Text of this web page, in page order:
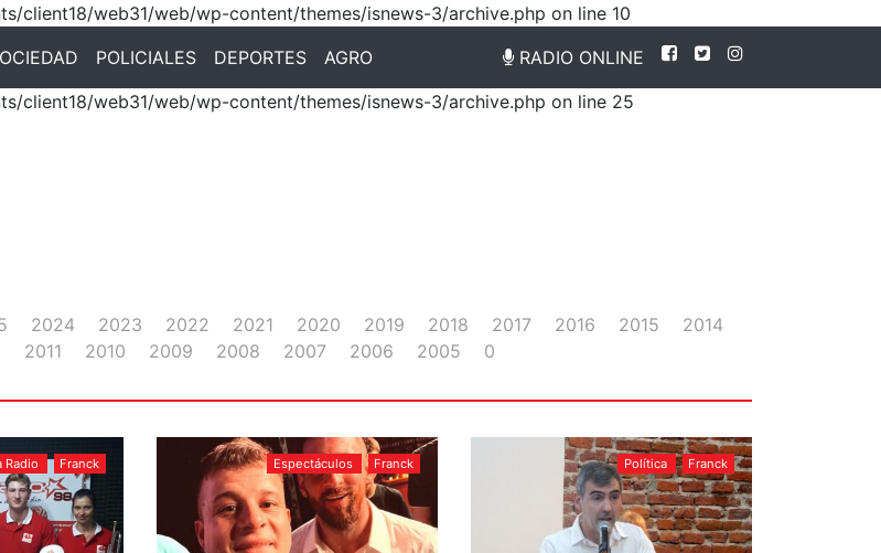
web31/web/wp-content/themes/isnews-3/archive.php on line 10
POLICIALES DEPORTES AGRO
RADIO ONLINE
web31/web/wp-content/themes/isnews-3/archive.php on line 25
2024 2023 2022 2021 2020 2019 2018 2017 2016 2015
2014
2011 2010 2009 2008 2007 2006 2005 0
Radio Franck Espectáculos Franck Política Franck